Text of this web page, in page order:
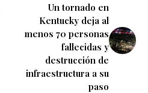
Un tornado en
Kentucky deja al
menos 70 personas
fallecidas y
destrucción de
infraestructura a su
paso